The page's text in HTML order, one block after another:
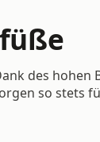
des hohen
so stets